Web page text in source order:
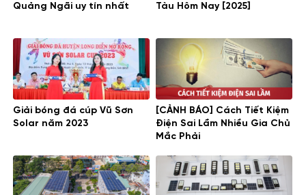
Quảng Ngãi uy tín nhất
Tàu Hôm Nay [2025]
Giải bóng đá cúp Vũ Sơn
Solar năm 2023
[CẢNH BÁO] Cách Tiết Kiệm
Điện Sai Lầm Nhiều Gia Chủ
Mắc Phải